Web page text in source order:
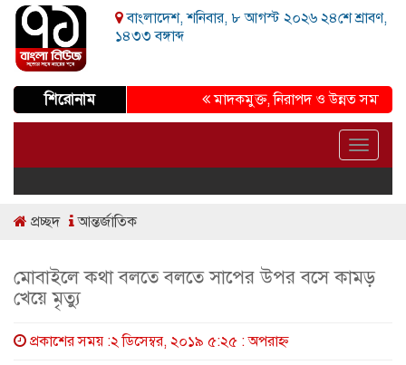
বাংলাদেশ, শনিবার, ৮ আগস্ট ২০২৬ ২৪শে শ্রাবণ,
১৪৩৩ বঙ্গাব্দ
শিরোনাম মাদকমুক্ত, নিরাপদ ও উন্নত সমাজ গড়ার
Toggle
প্রচ্ছদ আন্তর্জাতিক
মোবাইলে কথা বলতে বলতে সাপের উপর বসে কামড়
খেয়ে মৃত্যু
প্রকাশের সময় :২ ডিসেম্বর, ২০১৯ ৫:২৫ : অপরাহ্ণ